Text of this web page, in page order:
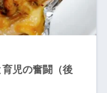
児の奮闘（後